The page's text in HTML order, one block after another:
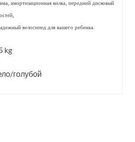
амортизационная вилка, передний дисковый
велосипед для вашего ребенка.
kg
голубой